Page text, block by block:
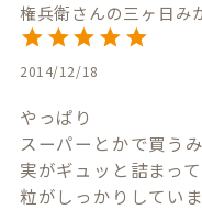
権兵衛さんの三ヶ日み
2014/12/18
やっぱり
スーパーとかで買う
実がギュッと詰まって
粒がしっかりしていま